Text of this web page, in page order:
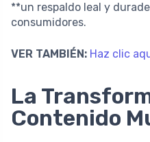
**un respaldo leal y
consumidores.
VER TAMBIÉN: Haz clic
La
Contenido